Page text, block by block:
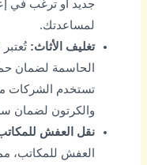
جديد أو ترغب في
لمساعدتك.
تغليف الأثاث:
الحاسمة لضمان
تستخدم الشركات
والكرتون لضمان
نقل العفش
العفش للمكاتب،